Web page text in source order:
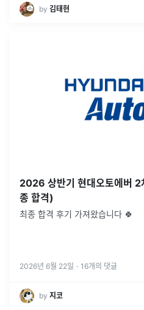
by 김태현
2026 상반기 현대오토에버 2
종 합격)
최종 합격 후기 가져왔습니다 🍀
2026년 6월 22일 · 16개의 댓글
by 지코